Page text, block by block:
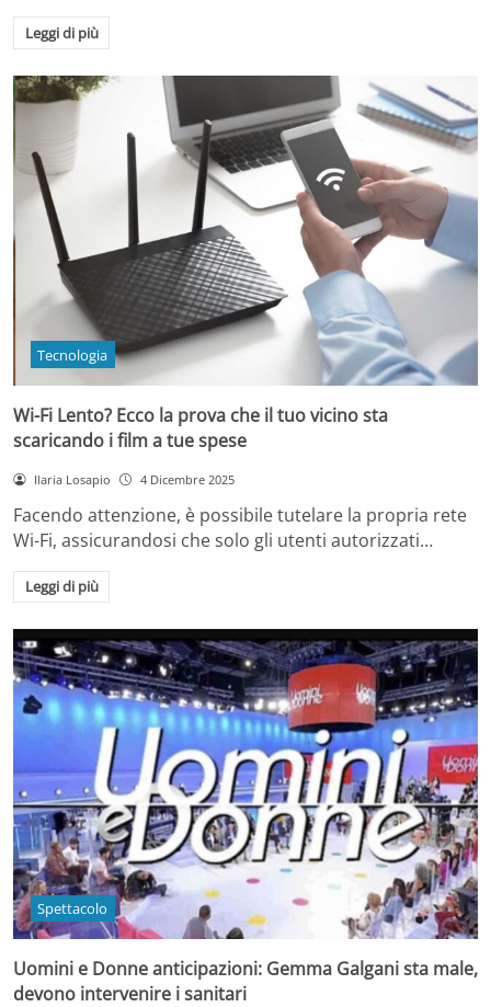
Leggi di più
Tecnologia
Wi-Fi Lento? Ecco la prova che il tuo vicino sta
scaricando i film a tue spese
Ilaria Losapio 4 Dicembre 2025
Facendo attenzione, è possibile tutelare la propria rete
Wi-Fi, assicurandosi che solo gli utenti autorizzati…
Leggi di più
Spettacolo
Uomini e Donne anticipazioni: Gemma Galgani sta male,
devono intervenire i sanitari